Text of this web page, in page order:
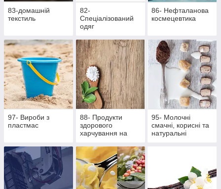
83-домашній
текстиль
82-
Спеціалізований
одяг
86- Нефталанова
космецевтика
97- Вироби з
пластмас
88- Продукти
здорового
харчування на
стевії
95- Молочні
смачні, корисні та
натуральні